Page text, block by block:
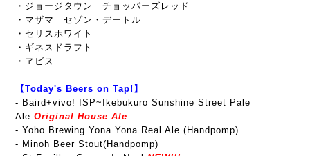
・ジョージタウン チョッパーズレッド
・マザマ セゾン・デートル
・セリスホワイト
・ギネスドラフト
・ヱビス
【Today's Beers on Tap!】
- Baird+vivo! ISP~Ikebukuro Sunshine Street Pale
Ale Original House Ale
- Yoho Brewing Yona Yona Real Ale (Handpomp)
- Minoh Beer Stout(Handpomp)